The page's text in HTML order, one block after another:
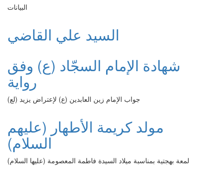
البيانات
السيد علي القاضي
شهادة الإمام السجّاد (ع) وفق
رواية
جواب الإمام زين العابدين (ع) لإعتراض يزيد (لع)
مولد كريمة الأطهار (عليهم
السلام)
لمعة بهجتية بمناسبة ميلاد السيدة فاطمة المعصومة (عليها السلام)